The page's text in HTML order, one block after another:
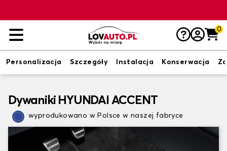
0
Personalizacja Szczegóły Instalacja Konserwacja
Dywaniki HYUNDAI ACCENT
wyprodukowano w Polsce w naszej fabryce